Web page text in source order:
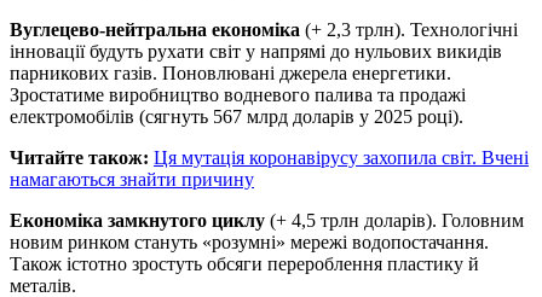
Вуглецево-нейтральна економіка (+ 2,3 трлн). Технологічні
інновації будуть рухати світ у напрямі до нульових викидів
парникових газів. Поновлювані джерела енергетики.
Зростатиме виробництво водневого палива та продажі
електромобілів (сягнуть 567 млрд доларів у 2025 році).
Читайте також: Ця мутація коронавірусу захопила світ. Вчені
намагаються знайти причину
Економіка замкнутого циклу (+ 4,5 трлн доларів). Головним
новим ринком стануть «розумні» мережі водопостачання.
Також істотно зростуть обсяги перероблення пластику й
металів.